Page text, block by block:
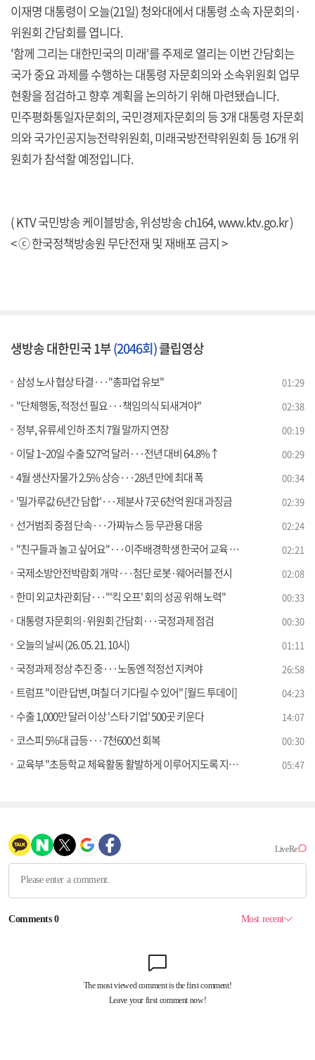
이재명 대통령이 오늘(21일) 청와대에서 대통령 소속 자문회의·
위원회 간담회를 엽니다.
'함께 그리는 대한민국의 미래'를 주제로 열리는 이번 간담회는
국가 중요 과제를 수행하는 대통령 자문회의와 소속위원회 업무
현황을 점검하고 향후 계획을 논의하기 위해 마련됐습니다.
민주평화통일자문회의, 국민경제자문회의 등 3개 대통령 자문회
의와 국가인공지능전략위원회, 미래국방전략위원회 등 16개 위
원회가 참석할 예정입니다.
( KTV 국민방송 케이블방송, 위성방송 ch164,www.ktv.go.kr)
< ⓒ 한국정책방송원 무단전재 및 재배포 금지 >
생방송 대한민국 1부(2046회)클립영상
삼성 노사 협상 타결···"총파업 유보" 01:29
"단체행동, 적정선 필요···책임의식 되새겨야" 02:38
정부, 유류세 인하 조치 7월 말까지 연장 00:19
이달 1~20일 수출 527억 달러···전년 대비 64.8%↑ 00:29
4월 생산자물가 2.5% 상승···28년 만에 최대 폭 00:34
'밀가루값 6년간 담합'···제분사 7곳 6천억 원대 과징금 02:39
선거범죄 중점 단속···가짜뉴스 등 무관용 대응 02:24
"친구들과 놀고 싶어요"···이주배경학생 한국어 교육 지원 02:21
국제소방안전박람회 개막···첨단 로봇·웨어러블 전시 02:08
한미 외교차관회담···"'킥 오프' 회의 성공 위해 노력" 00:33
대통령 자문회의·위원회 간담회···국정과제 점검 00:30
오늘의 날씨 (26. 05. 21. 10시) 01:11
국정과제 정상 추진 중···노동엔 적정선 지켜야 26:58
트럼프 "이란 답변, 며칠 더 기다릴 수 있어" [월드 투데이] 04:23
수출 1,000만 달러 이상 '스타 기업' 500곳 키운다 14:07
코스피 5%대 급등···7천600선 회복 00:30
교육부 "초등학교 체육활동 활발하게 이루어지도록 지원" [정책 바로보기] 05:47